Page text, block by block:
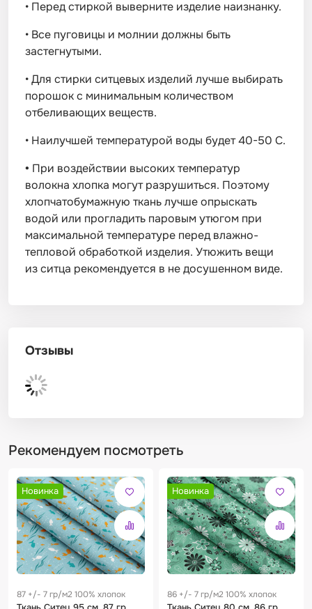
• Перед стиркой выверните изделие наизнанку.
• Все пуговицы и молнии должны быть
застегнутыми.
•Для стирки ситцевых изделий лучше выбирать
порошок с минимальным количеством
отбеливающих веществ.
• Наилучшей температурой воды будет 40-50 С.
• При воздействии высоких температур
волокна хлопка могут разрушиться. Поэтому
хлопчатобумажную ткань лучше опрыскать
водой или прогладить паровым утюгом при
максимальной температуре перед влажно-
тепловой обработкой изделия. Утюжить вещи
из ситца рекомендуется в не досушенном виде.
Отзывы
Рекомендуем посмотреть
Новинка
87 +/- 7 гр/м2 100% хлопок
Новинка
86 +/- 7 гр/м2 100% хлопок